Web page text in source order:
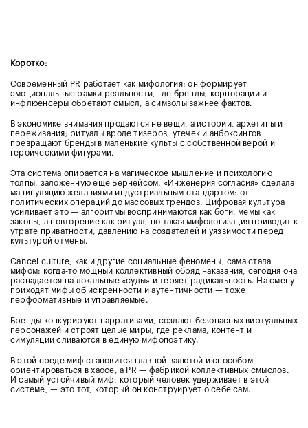
Коротко:
Современный PR работает как мифология: он формирует
эмоциональные рамки реальности, где бренды, корпорации и
инфлюенсеры обретают смысл, а символы важнее фактов.
В экономике внимания продаются не вещи, а истории, архетипы и
переживания; ритуалы вроде тизеров, утечек и анбоксингов
превращают бренды в маленькие культы с собственной верой и
героическими фигурами.
Эта система опирается на магическое мышление и психологию
толпы, заложенную ещё Бернейсом. «Инженерия согласия» сделала
манипуляцию желаниями индустриальным стандартом: от
политических операций до массовых трендов. Цифровая культура
усиливает это — алгоритмы воспринимаются как боги, мемы как
законы, а повторение как ритуал, но такая мифологизация приводит к
утрате приватности, давлению на создателей и уязвимости перед
культурой отмены.
Cancel culture, как и другие социальные феномены, сама стала
мифом: когда-то мощный коллективный обряд наказания, сегодня она
распадается на локальные «суды» и теряет радикальность. На смену
приходят мифы об искренности и аутентичности — тоже
перформативные и управляемые.
Бренды конкурируют нарративами, создают безопасных виртуальных
персонажей и строят целые миры, где реклама, контент и
симуляции сливаются в единую мифопоэтику.
В этой среде миф становится главной валютой и способом
ориентироваться в хаосе, а PR — фабрикой коллективных смыслов.
И самый устойчивый миф, который человек удерживает в этой
системе, — это тот, который он конструирует о себе сам.